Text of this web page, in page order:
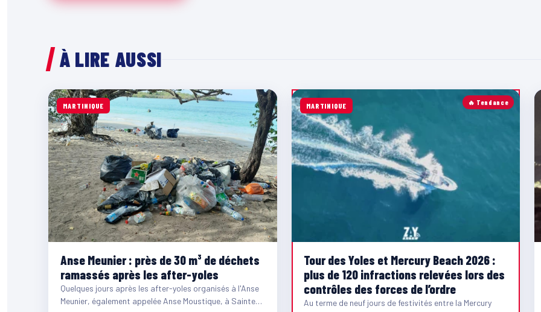
À LIRE AUSSI
MARTINIQUE
Anse Meunier : près de 30 m³ de déchets
ramassés après les after-yoles
Quelques jours après les after-yoles organisés à l'Anse
Meunier, également appelée Anse Moustique, à Sainte-
🔥 Tendance
MARTINIQUE
Tour des Yoles et Mercury Beach 2026 :
plus de 120 infractions relevées lors des
contrôles des forces de l’ordre
Au terme de neuf jours de festivités entre la Mercury